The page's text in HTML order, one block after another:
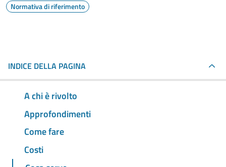
Normativa di riferimento
INDICE DELLA PAGINA
A chi è rivolto
Approfondimenti
Come fare
Costi